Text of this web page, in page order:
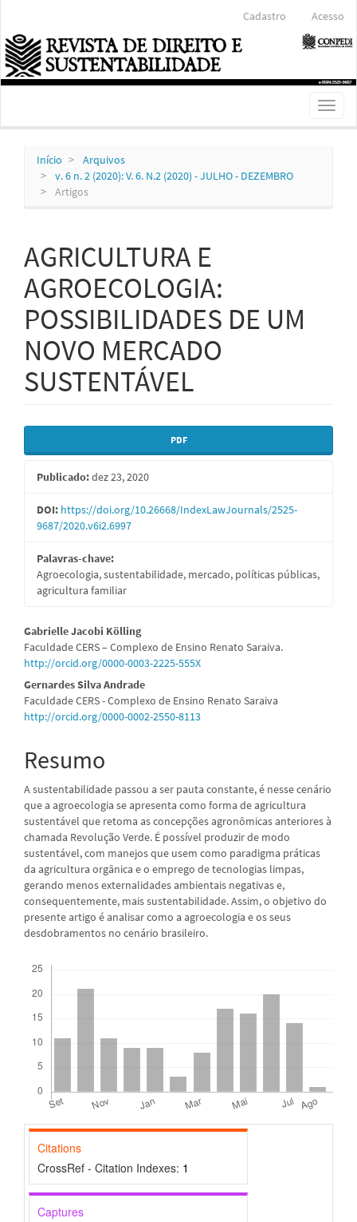
Conteúdo
principal
Barra
Lateral
Cadastro Acesso
Toggle
Início
Arquivos
v. 6 n. 2 (2020): V. 6. N.2 (2020) - JULHO - DEZEMBRO
Artigos
AGRICULTURA E
AGROECOLOGIA:
POSSIBILIDADES DE UM
NOVO MERCADO
SUSTENTÁVEL
Barra
lateral
de
artigos
PDF
Publicado:dez 23, 2020
DOI: https://doi.org/10.26668/IndexLawJournals/2525-
9687/2020.v6i2.6997
Palavras-chave:
Agroecologia, sustentabilidade, mercado, políticas públicas,
agricultura familiar
Conteúdo
do
artigo
principal
Gabrielle Jacobi Kölling
Faculdade CERS – Complexo de Ensino Renato Saraiva.
http://orcid.org/0000-0003-2225-555X
Gernardes Silva Andrade
Faculdade CERS - Complexo de Ensino Renato Saraiva
http://orcid.org/0000-0002-2550-8113
Resumo
A sustentabilidade passou a ser pauta constante, é nesse cenário
que a agroecologia se apresenta como forma de agricultura
sustentável que retoma as concepções agronômicas anteriores à
chamada Revolução Verde. É possível produzir de modo
sustentável, com manejos que usem como paradigma práticas
da agricultura orgânica e o emprego de tecnologias limpas,
gerando menos externalidades ambientais negativas e,
consequentemente, mais sustentabilidade. Assim, o objetivo do
presente artigo é analisar como a agroecologia e os seus
desdobramentos no cenário brasileiro.
Citations
CrossRef - Citation Indexes: 1
Captures